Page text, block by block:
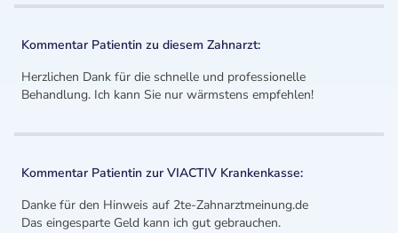
Kommentar Patientin zu diesem Zahnarzt:
Herzlichen Dank für die schnelle und professionelle
Behandlung. Ich kann Sie nur wärmstens empfehlen!
Kommentar Patientin zur VIACTIV Krankenkasse:
Danke für den Hinweis auf 2te-Zahnarztmeinung.de
Das eingesparte Geld kann ich gut gebrauchen.